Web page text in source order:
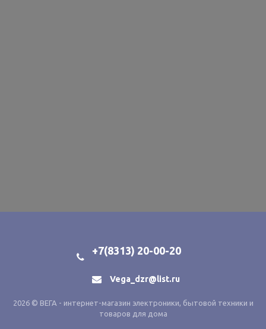
+7(8313) 20-00-20
Vega_dzr@list.ru
2026 © ВЕГА - интернет-магазин электроники, бытовой техники и
товаров для дома